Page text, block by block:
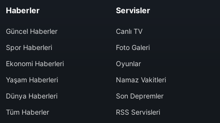
Haberler
Güncel Haberler
Spor Haberleri
Ekonomi Haberleri
Yaşam Haberleri
Dünya Haberleri
Tüm Haberler
Servisler
Canlı TV
Foto Galeri
Oyunlar
Namaz Vakitleri
Son Depremler
RSS Servisleri